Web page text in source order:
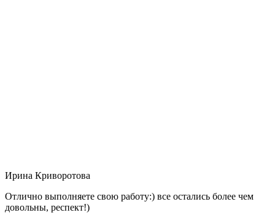
Ирина Криворотова
Отлично выполняете свою работу:) все остались более чем
довольны, респект!)